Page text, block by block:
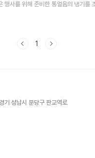
행사를 위해 준비한 통얼음의 냉기를
니면 냉수에 의존하고 있었다. 그러나
국내 1위 전자상거래 업체"라고 스스로
1
성남시 분당구 판교역로